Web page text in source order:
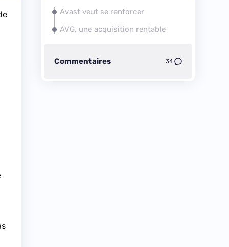
Avast veut se renforcer
AVG, une acquisition rentable
Commentaires 34